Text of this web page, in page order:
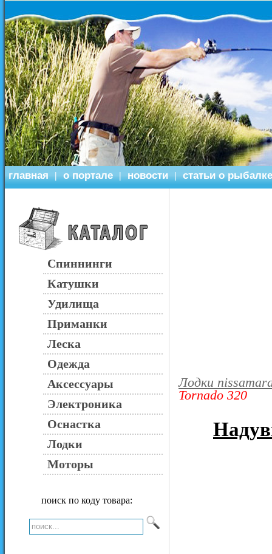
главная | о портале | новости | статьи о рыбалке
Спиннинги
Катушки
Удилища
Приманки
Леска
Одежда
Аксессуары
Электроника
Оснастка
Лодки
Моторы
поиск по коду товара:
Лодки
Tornado 320